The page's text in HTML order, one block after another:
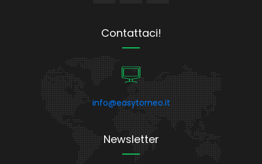
Contattaci!
info@easytorneo.it
Newsletter